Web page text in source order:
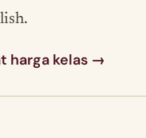
harga kelas →